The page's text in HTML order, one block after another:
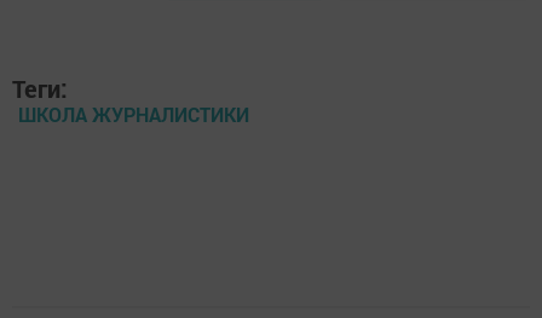
Теги:
ШКОЛА ЖУРНАЛИСТИКИ